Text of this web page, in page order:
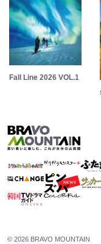
Fall Line 2026 VOL.1
© 2026 BRAVO MOUNTAIN